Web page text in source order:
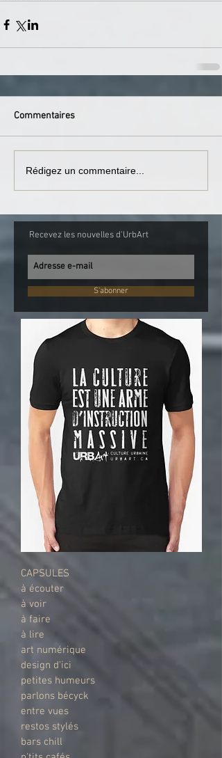
Commentaires
Rédigez un commentaire...
Recevez les nouvelles d'UrbArt
S'abonner
CAPSULES
à écouter
à voir
à faire
à lire
art numérique
design d'ici
petites humeurs
parlons bécyck
entre vues
restos stylés
bars chill